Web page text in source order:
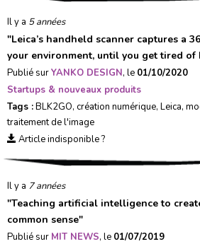
Il y a 5 années
"Leica’s handheld scanner captures a
your environment, until you get tired
Publié surYANKO DESIGN, le 01/10/2020
Startups & nouveaux produits
Tags :BLK2GO, création numérique, Leica,
traitement de l'image
Article indisponible ?
Il y a 7 années
"Teaching artificial intelligence to
common sense"
Publié sur MIT NEWS, le 01/07/2019